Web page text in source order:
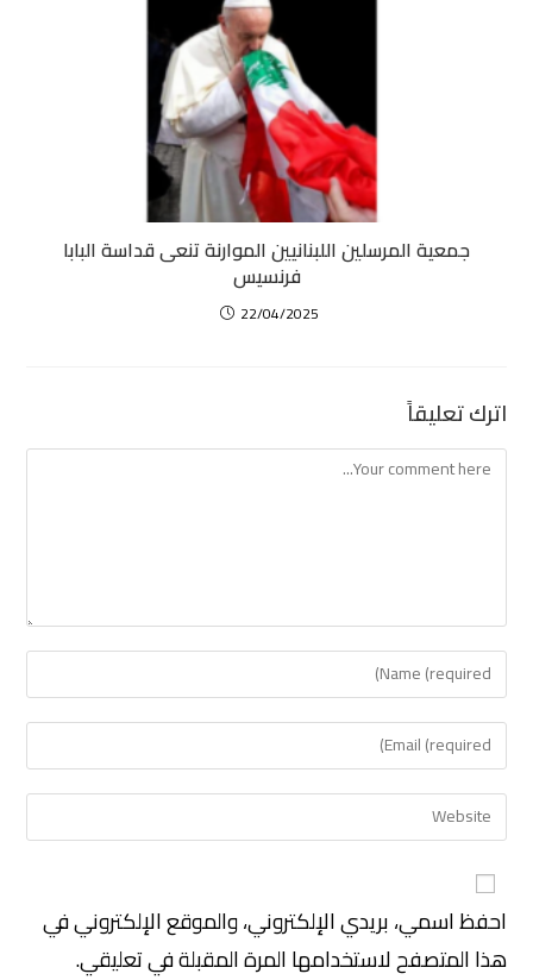
جمعية المرسلين اللبنانيين الموارنة تنعى قداسة البابا
فرنسيس
22/04/2025
اترك تعليقاً
احفظ اسمي، بريدي الإلكتروني، والموقع الإلكتروني في
هذا المتصفح لاستخدامها المرة المقبلة في تعليقي.